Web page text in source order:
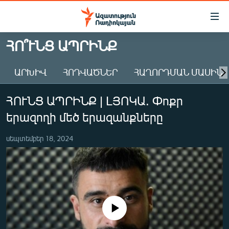
Մատչելիության
Անցնել
հիմնական
Անցնել
հիմնական
մենյուին
Որոնում
ԱԶԱՏՈՒԹՅՈՒՆ TV
ՀԱՅԱՍՏԱՆ
ԸՆՏՐՈՒԹՅՈՒՆՆԵՐ 2026
ԻՐԱՎՈՒՆՔ
ՀԱՍԱՐԱԿՈՒԹՅՈՒՆ
ՏՆՏԵՍՈՒԹՅՈՒՆ
ՂԱՐԱԲԱՂ
ՊԱՏԵՐԱԶՄԻ 6 ՇԱԲԱԹՆԵՐԸ
ՏԱՐԱԾԱՇՐՋԱՆ
ՀՈ՞ՒՆՑ ԱՊՐԻՆՔ
ԱՐԽԻՎ ՀՈԴՎԱԾՆԵՐ ՀԱՂՈՐԴՄԱՆ ՄԱՍԻՆ
ՀՈՒՆՑ ԱՊՐԻՆՔ | LՅՈԿԱ. Փոքր
երազողի մեծ երազանքները
սեպտեմբեր 18, 2024
No media source currently available